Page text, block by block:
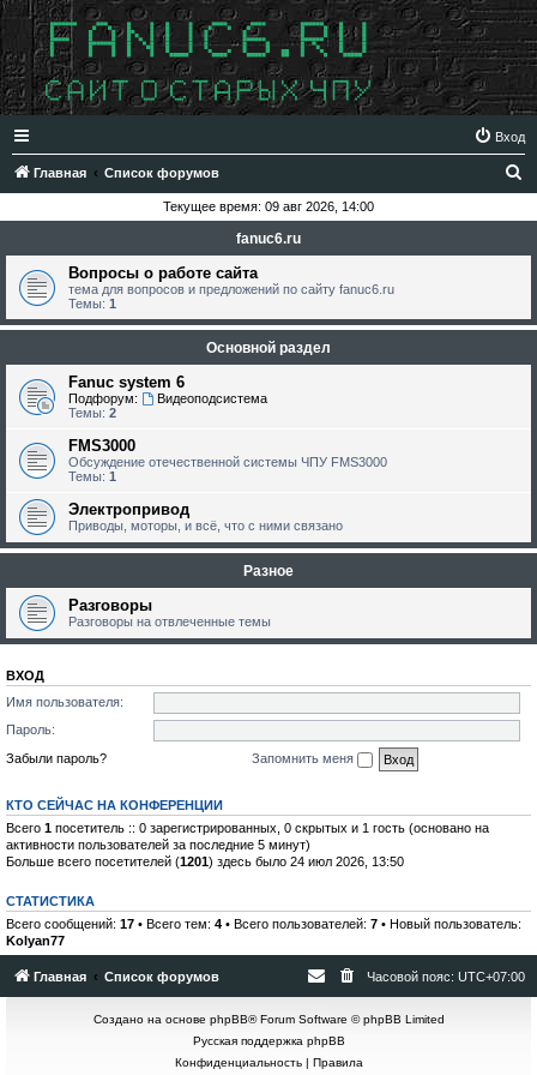
Вход
Главная Список форумов
с
Текущее время: 09 авг 2026, 14:00
fanuc6.ru
Вопросы о работе сайта
тема для вопросов и предложений по сайту fanuc6.ru
Темы: 1
Основной раздел
Fanuc system 6
Подфорум:
Видеоподсистема
Темы: 2
FMS3000
Обсуждение отечественной системы ЧПУ FMS3000
Темы: 1
Электропривод
Приводы, моторы, и всё, что с ними связано
Разное
Разговоры
Разговоры на отвлеченные темы
ВХОД
Имя пользователя:
Пароль:
Забыли пароль?
Запомнить меня
КТО СЕЙЧАС НА КОНФЕРЕНЦИИ
Всего 1 посетитель :: 0 зарегистрированных, 0 скрытых и 1 гость (основано на
активности пользователей за последние 5 минут)
Больше всего посетителей (1201) здесь было 24 июл 2026, 13:50
СТАТИСТИКА
Всего сообщений: 17 • Всего тем: 4 • Всего пользователей: 7 • Новый пользователь:
Kolyan77
Главная Список форумов Часовой пояс: UTC+07:00
Создано на основе phpBB® Forum Software © phpBB Limited
Русская поддержка phpBB
Конфиденциальность| Правила